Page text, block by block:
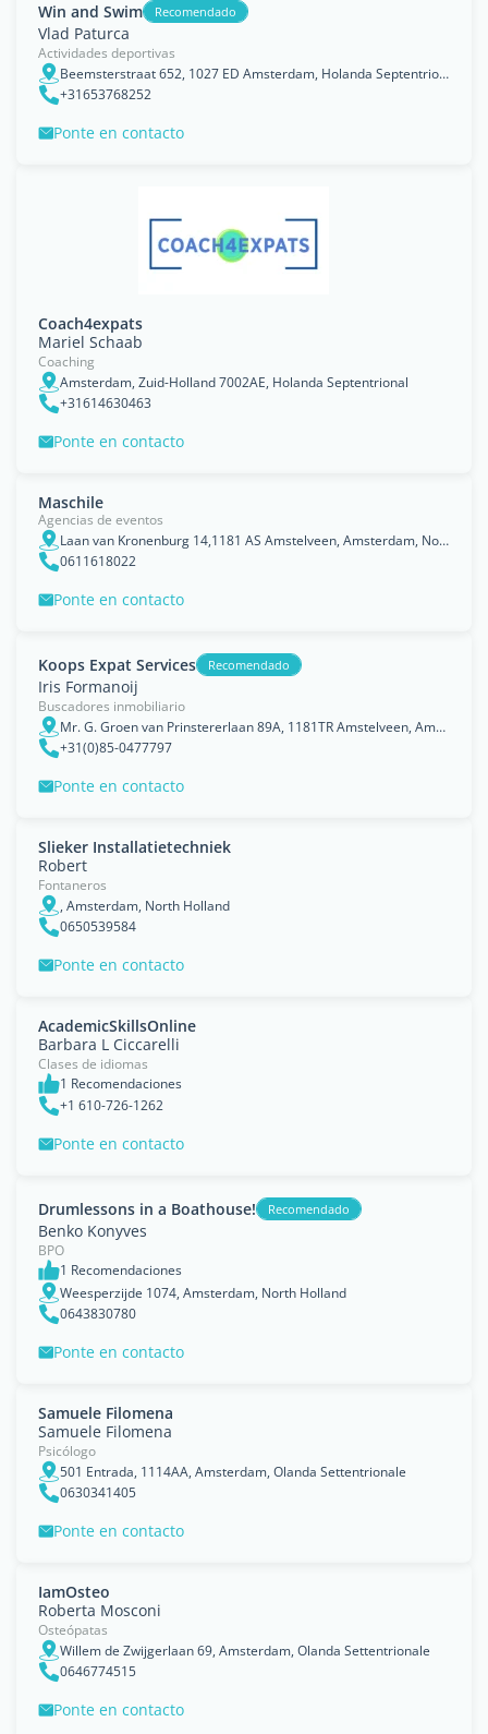
Win and Swim Recomendado
Vlad Paturca
Actividades deportivas
Beemsterstraat 652, 1027 ED Amsterdam, Holanda Septentrional
+31653768252
Ponte en contacto
Coach4expats
Mariel Schaab
Coaching
Amsterdam, Zuid-Holland 7002AE, Holanda Septentrional
+31614630463
Ponte en contacto
Maschile
Agencias de eventos
Laan van Kronenburg 14,1181 AS Amstelveen, Amsterdam, North Holland
0611618022
Ponte en contacto
Koops Expat Services Recomendado
Iris Formanoij
Buscadores inmobiliario
Mr. G. Groen van Prinstererlaan 89A, 1181TR Amstelveen, Amsterdam, North Holland
+31(0)85-0477797
Ponte en contacto
Slieker Installatietechniek
Robert
Fontaneros
, Amsterdam, North Holland
0650539584
Ponte en contacto
AcademicSkillsOnline
Barbara L Ciccarelli
Clases de idiomas
1 Recomendaciones
+1 610-726-1262
Ponte en contacto
Drumlessons in a Boathouse! Recomendado
Benko Konyves
BPO
1 Recomendaciones
Weesperzijde 1074, Amsterdam, North Holland
0643830780
Ponte en contacto
Samuele Filomena
Samuele Filomena
Psicólogo
501 Entrada, 1114AA, Amsterdam, Olanda Settentrionale
0630341405
Ponte en contacto
IamOsteo
Roberta Mosconi
Osteópatas
Willem de Zwijgerlaan 69, Amsterdam, Olanda Settentrionale
0646774515
Ponte en contacto